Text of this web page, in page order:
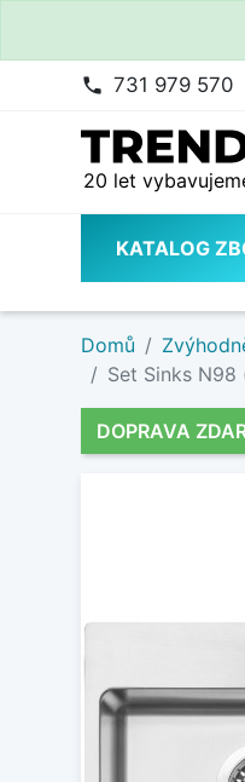
phone 731 979 570
20 let
KATALOG
Domů
Set Sinks
DOPRAVA